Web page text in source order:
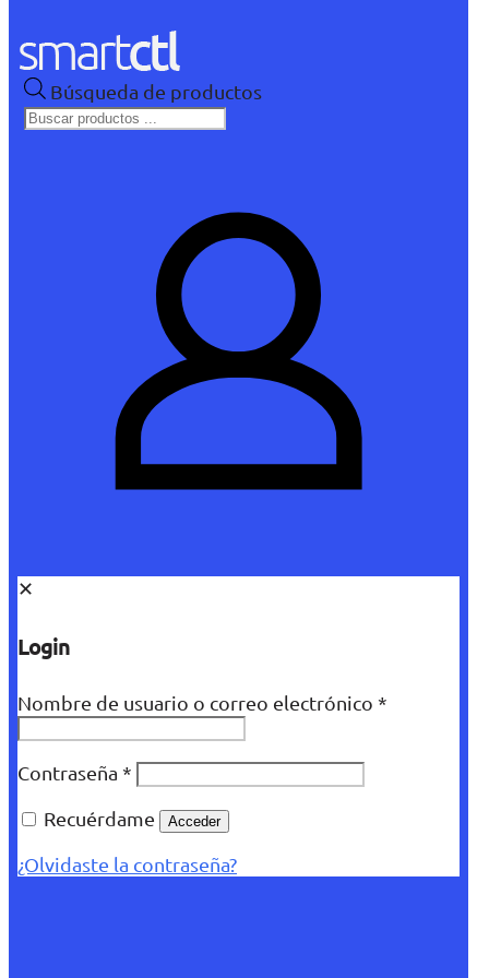
Búsqueda de productos
✕
Login
Nombre de usuario o correo electrónico *
Contraseña *
Recuérdame
Acceder
¿Olvidaste la contraseña?